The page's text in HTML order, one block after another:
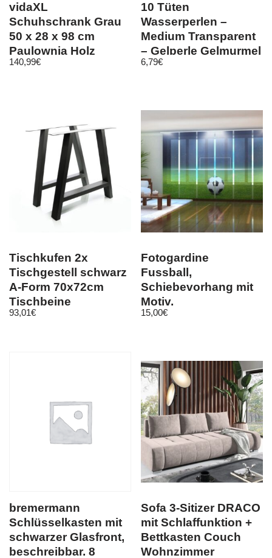
vidaXL
Schuhschrank Grau
50 x 28 x 98 cm
Paulownia Holz
140,99€
10 Tüten
Wasserperlen –
Medium Transparent
– Gelperle Gelmurmel
Gelkugel Orbeez
6,79€
Tischkufen 2x
Tischgestell schwarz
A-Form 70x72cm
Tischbeine
Möbelkufen Tischfuß
93,01€
Fotogardine
Fussball,
Schiebevorhang mit
Motiv,
Flächenvorhang
15,00€
bremermann
Schlüsselkasten mit
schwarzer Glasfront,
beschreibbar, 8
Sofa 3-Sitizer DRACO
mit Schlaffunktion +
Bettkasten Couch
Wohnzimmer